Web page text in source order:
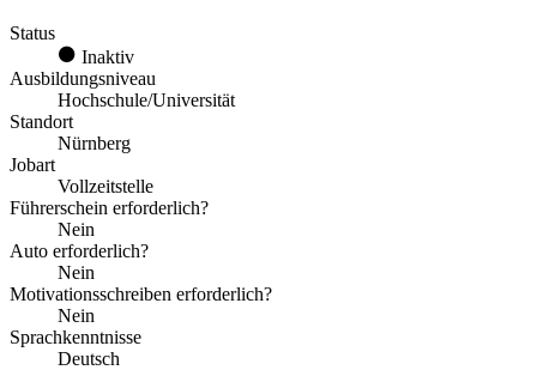
Status
Inaktiv
Ausbildungsniveau
Hochschule/Universität
Standort
Nürnberg
Jobart
Vollzeitstelle
Führerschein erforderlich?
Nein
Auto erforderlich?
Nein
Motivationsschreiben erforderlich?
Nein
Sprachkenntnisse
Deutsch